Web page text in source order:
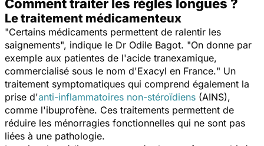
Comment traiter les règles longues ?
Le traitement médicamenteux
"Certains médicaments permettent de ralentir les
saignements", indique le Dr Odile Bagot. "On donne par
exemple aux patientes de l'acide tranexamique,
commercialisé sous le nom d'Exacyl en France." Un
traitement symptomatiques qui comprend également la
prise d'anti-inflammatoires non-stéroïdiens (AINS),
comme l'ibuprofène. Ces traitements permettent de
réduire les ménorragies fonctionnelles qui ne sont pas
liées à une pathologie.